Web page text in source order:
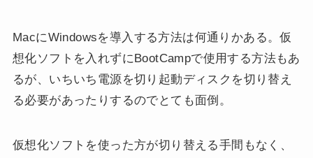
MacにWindowsを導入する方法は何通りかある。仮
想化ソフトを入れずにBootCampで使用する方法もあ
るが、いちいち電源を切り起動ディスクを切り替え
る必要があったりするのでとても面倒。
仮想化ソフトを使った方が切り替える手間もなく、